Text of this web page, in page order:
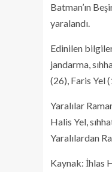
Batman’ın
yaralandı.
Edinilen
jandarma,
(26), Faris Yel
Yaralılar
Halis Yel,
Yaralılardan
Kaynak: İhlas